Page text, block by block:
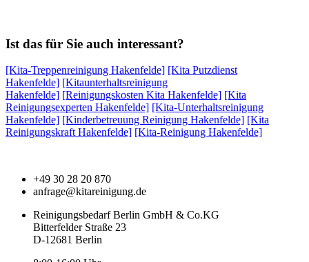
Ist das für Sie auch interessant?
[Kita-Treppenreinigung Hakenfelde] [Kita Putzdienst
Hakenfelde] [Kitaunterhaltsreinigung
Hakenfelde] [Reinigungskosten Kita Hakenfelde] [Kita
Reinigungsexperten Hakenfelde] [Kita-Unterhaltsreinigung
Hakenfelde] [Kinderbetreuung Reinigung Hakenfelde] [Kita
Reinigungskraft Hakenfelde] [Kita-Reinigung Hakenfelde]
+49 30 28 20 870
anfrage@kitareinigung.de
Reinigungsbedarf Berlin GmbH & Co.KG
Bitterfelder Straße 23
D-12681 Berlin